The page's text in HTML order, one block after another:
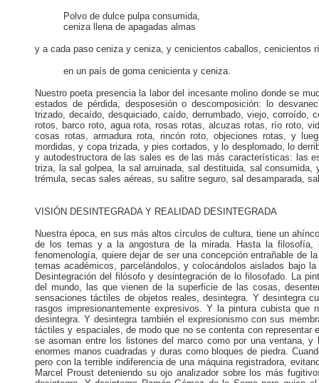
Polvo de dulce pulpa consumida,
ceniza llena de apagadas almas
y a cada paso ceniza y ceniza, y cenicientos caballos, cenicientos
en un país de goma cenicienta y ceniza.
Nuestro poeta presencia la labor del incesante molino donde se
estados de pérdida, desposesión o descomposición: lo
trizado, decaído, desquiciado, caído, derrumbado, viejo, corroído,
rotos, barco roto, agua rota, rosas rotas, alcuzas rotas, río roto,
cosas rotas, armadura rota, rincón roto, objeciones rotas, y
mordidas, y copa trizada, y pies cortados, y lo desplomado, lo
y autodestructora de las sales es de las más características: las
triza, la sal golpea, la sal arruinada, sal destituida, sal
trémula, secas sales aéreas, su salitre seguro, sal desamparada,
VISIÓN DESINTEGRADA Y REALIDAD DESINTEGRADA
Nuestra época, en sus más altos círculos de cultura, tiene un
de los temas y a la angostura de la mirada. Hasta la filosofía,
fenomenología, quiere dejar de ser una concepción entrañable de
temas académicos, parcelándolos, y colocándolos aislados bajo
Desintegración del filósofo y desintegración de lo filosofado. La
del mundo, las que vienen de la superficie de las cosas,
sensaciones táctiles de objetos reales, desintegra. Y desintegra
rasgos impresionantemente expresivos. Y la pintura cubista
desintegra. Y desintegra también el expresionismo con sus
táctiles y espaciales, de modo que no se contenta con
se asoman entre los listones del marco como por una ventana,
enormes manos cuadradas y duras como bloques de piedra.
pero con la terrible indiferencia de una máquina registradora,
Marcel Proust deteniendo su ojo analizador sobre los más